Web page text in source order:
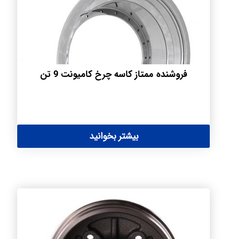
فروشنده ممتاز کاسه چرخ کامیونت 9 تن
بیشتر بخوانید